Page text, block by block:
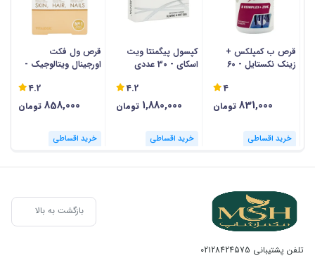
قرص ب کمپلکس +
زینک نکستایل - 60
4
831,000 تومان
خرید اقساطی
کپسول پیگمنتا ویت
اسکای - 30 عددی
4.2
1,880,000 تومان
خرید اقساطی
قرص ول فکت
اورجینال ویتالوجیک -
4.2
858,000 تومان
خرید اقساطی
بازگشت به بالا
تلفن پشتیبانی 02128424575